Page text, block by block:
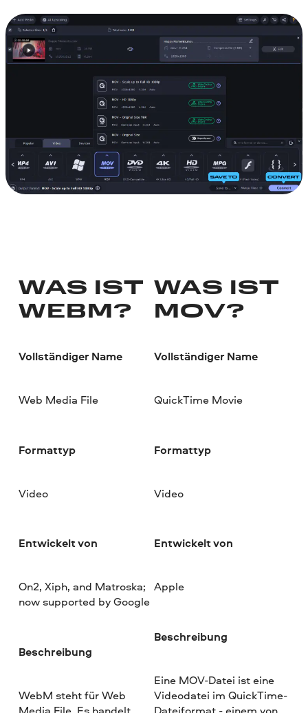
WAS IST
WEBM?
Vollständiger Name
Web Media File
Formattyp
Video
Entwickelt von
On2, Xiph, and Matroska;
now supported by Google
Beschreibung
WebM steht für Web
WAS IST
MOV?
Vollständiger Name
QuickTime Movie
Formattyp
Video
Entwickelt von
Apple
Beschreibung
Eine MOV-Datei ist eine
Videodatei im QuickTime-